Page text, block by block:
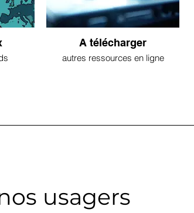
A télécharger
autres ressources en ligne
usagers